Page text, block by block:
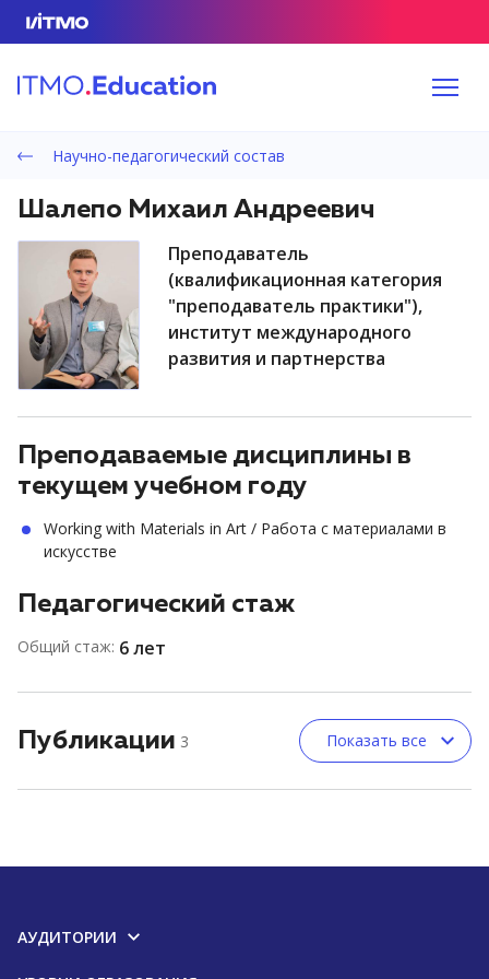
Научно-педагогический состав
Шалепо Михаил Андреевич
преподаватель
(квалификационная категория
"преподаватель практики"),
институт международного
развития и партнерства
Преподаваемые дисциплины в
текущем учебном году
Working with Materials in Art / Работа с материалами в
искусстве
Педагогический стаж
Общий стаж: 6 лет
Публикации 3 Показать все
АУДИТОРИИ